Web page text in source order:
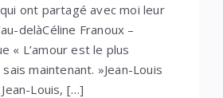
ont partagé avec moi leur
delàCéline Franoux –
« L’amour est le plus
maintenant. »Jean-Louis
Louis, […]